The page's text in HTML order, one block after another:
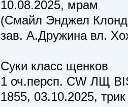
10.08.2025, мрам
(Смайл Энджел
зав. А.Дружина вл.
Суки класс щенков
1 оч.персп. CW ЛЩ
1855, 03.10.2025, трик